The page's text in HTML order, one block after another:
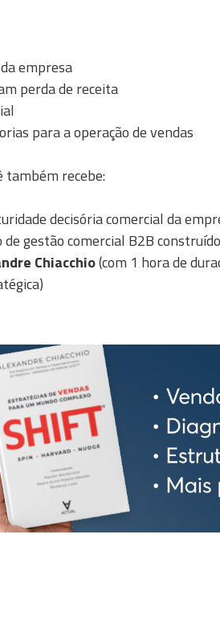
empresa
perda de receita
para a operação de vendas
também recebe:
decisória comercial da
gestão comercial B2B
Chiacchio(com 1 hora de